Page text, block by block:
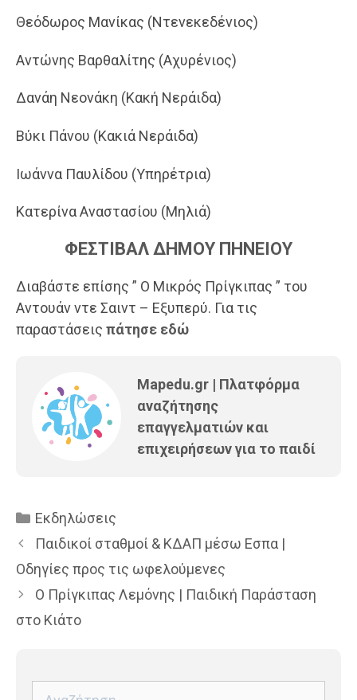
Θεόδωρος Μανίκας (Ντενεκεδένιος)
Αντώνης Βαρθαλίτης (Αχυρένιος)
Δανάη Νεονάκη (Κακή Νεράιδα)
Βύκι Πάνου (Κακιά Νεράιδα)
Ιωάννα Παυλίδου (Υπηρέτρια)
Κατερίνα Αναστασίου (Μηλιά)
ΦΕΣΤΙΒΑΛ ΔΗΜΟΥ ΠΗΝΕΙΟΥ
Διαβάστε επίσης ” Ο Μικρός Πρίγκιπας ” του
Αντουάν ντε Σαιντ – Εξυπερύ. Για τις
παραστάσεις πάτησε εδώ
Mapedu.gr | Πλατφόρμα
αναζήτησης
επαγγελματιών και
επιχειρήσεων για το παιδί
Κατηγορίες
Εκδηλώσεις
Παιδικοί σταθμοί & ΚΔΑΠ μέσω Εσπα |
Οδηγίες προς τις ωφελούμενες
Ο Πρίγκιπας Λεμόνης | Παιδική Παράσταση
στο Κιάτο